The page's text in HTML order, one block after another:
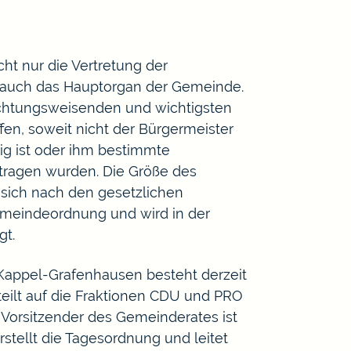
nur die Vertretung der
das Hauptorgan der Gemeinde.
und wichtigsten
soweit nicht der Bürgermeister
ist oder ihm bestimmte
wurden. Die Größe des
nach den gesetzlichen
und wird in der
Grafenhausen besteht derzeit
auf die Fraktionen CDU und PRO
des Gemeinderates ist
die Tagesordnung und leitet